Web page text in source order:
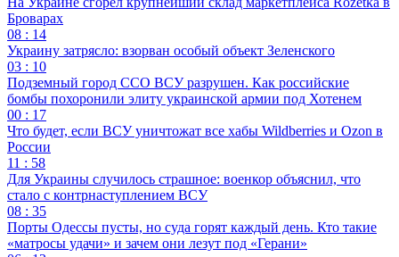
Броварах
08 : 14
Украину затрясло: взорван особый объект Зеленского
03 : 10
Подземный город ССО ВСУ разрушен. Как российские
бомбы похоронили элиту украинской армии под Хотенем
00 : 17
Что будет, если ВСУ уничтожат все хабы Wildberries и Ozon в
России
11 : 58
Для Украины случилось страшное: военкор объяснил, что
стало с контрнаступлением ВСУ
08 : 35
Порты Одессы пусты, но суда горят каждый день. Кто такие
«матросы удачи» и зачем они лезут под «Герани»